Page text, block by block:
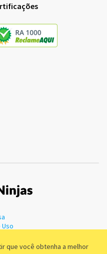
que você obtenha a melhor